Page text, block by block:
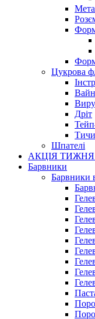
Цукрова
Дріт
Шпателі
АКЦІЯ ТИЖНЯ
Барвники
Барвники